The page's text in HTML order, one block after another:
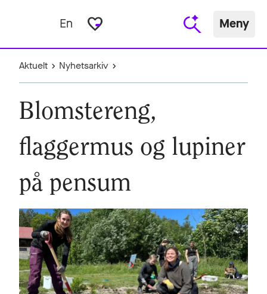
En favorite_border Meny
Aktuelt Nyhetsarkiv
Blomstereng,
flaggermus og lupiner
på pensum